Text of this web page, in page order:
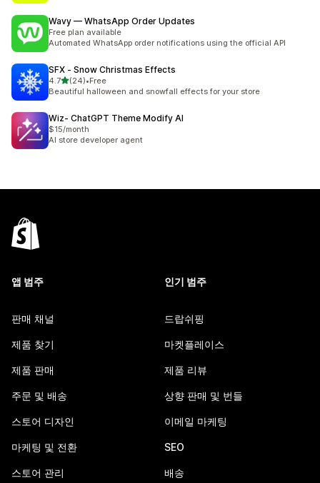
Wavy — WhatsApp Order Updates
Free plan available
Automated WhatsApp order notifications using the official API
SFX ‑ Snow Christmas Effects
4.7별 5개 중
(24)
총 리뷰 24개
•Free
Beautiful halloween and snowfall effects for your store
Wiz‑ ChatGPT Theme Modify AI
$15/month
AI store developer agent
앱 범주
판매 채널
제품 찾기
제품 판매
주문 및 배송
스토어 디자인
마케팅 및 전환
스토어 관리
인기 범주
드랍쉬핑
마켓플레이스
제품 리뷰
상향 판매 및 번들
이메일 마케팅
SEO
배송